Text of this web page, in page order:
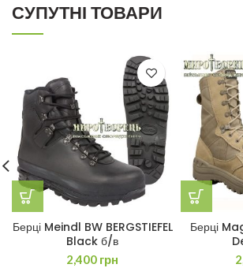
СУПУТНІ ТОВАРИ
Берці Meindl BW BERGSTIEFEL
Black б/в
2,400 грн
Берці